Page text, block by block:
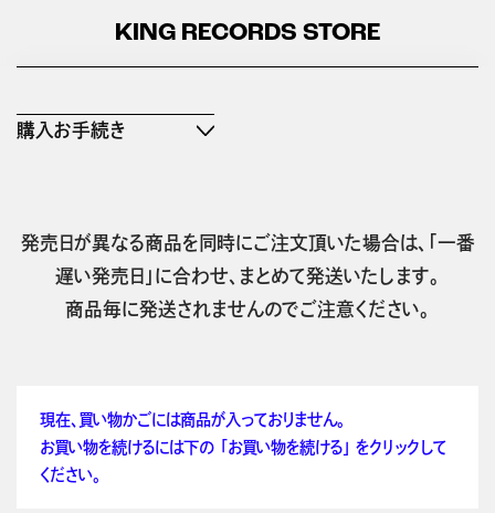
KING RECORDS STORE
購入お手続き
発売日が異なる商品を同時にご注文頂いた場合は、「一番
遅い発売日」に合わせ、まとめて発送いたします。
商品毎に発送されませんのでご注意ください。
現在、買い物かごには商品が入っておりません。
お買い物を続けるには下の 「お買い物を続ける」 をクリックして
ください。